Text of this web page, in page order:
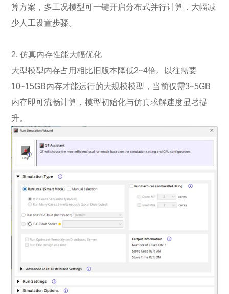
算方案，多工况模型可一键开启分布式并行计算，大幅减
少人工设置步骤。
2. 仿真内存性能大幅优化
大型模型内存占用相比旧版本降低2~4倍。以往需要
10~15GB内存才能运行的大规模模型，当前仅需3~5GB
内存即可流畅计算，模型初始化与仿真求解速度显著提
升。